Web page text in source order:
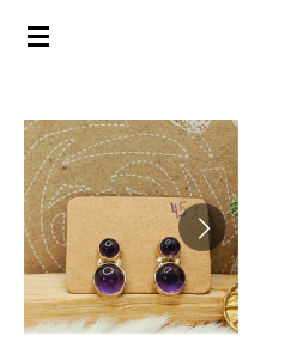
Ga
de
hoofdinhoud